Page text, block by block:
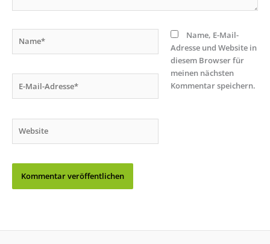
Mail-
Name, E-Mail-
Adresse und Website in
diesem Browser für
meinen nächsten
Kommentar speichern.